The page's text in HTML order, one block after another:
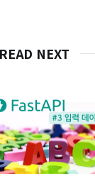
READ NEXT